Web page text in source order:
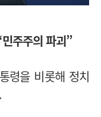
주주의 파괴”
령을 비롯해 정치